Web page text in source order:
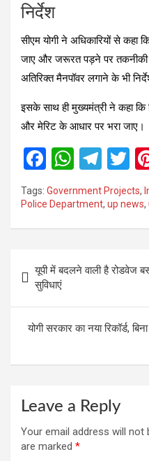
निर्देश
सीएम योगी ने अधिकारियों से कहा
जाए और जरूरत पड़ने पर तकनीकी
अतिरिक्त मैनपॉवर लगाने के भी
इसके साथ ही मुख्यमंत्री ने कहा कि
और मेरिट के आधार पर भरा जाए।
F
a
ce
b
o
k
W
at
s
p
T
el
e
gr
m
T
wi
tt
er
Tags: Government Projects,
Police Department, up news,
navigation
यूपी में बदलने वाली है रोडवेज
सुविधाएं
योगी सरकार का नया रिकॉर्ड,
Leave a Reply
Your email address will not
are marked *